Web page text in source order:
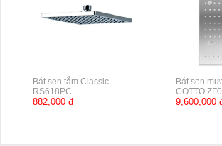
Bát sen tắm Classic
RS618PC
882,000 đ
Bát sen
COTTO
9,600,000